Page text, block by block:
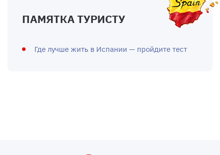
ПАМЯТКА ТУРИСТУ
Где лучше жить в Испании — пройдите тест